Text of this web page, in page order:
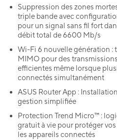
Suppression des zones
triple bande avec
pour un signal sans fil fort
débit total de 6600 Mb/s
Wi-Fi 6 nouvelle génération
MIMO pour des
efficientes même lorsque
connectés simultanément
ASUS Router App :
gestion simplifiée
Protection Trend Micro™ :
gratuit à vie pour protéger
les appareils connectés